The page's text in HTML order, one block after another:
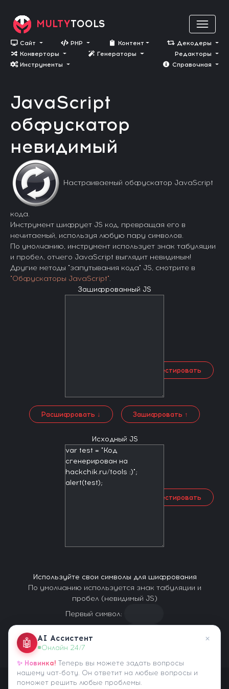
MULTYTOOLS
Сайт PHP Контент
Декодеры
Конверторы
Генераторы
Редакторы
Инструменты
Cправочная
JavaScript
обфуcкатор
невидимый
Настраиваемый обфуcкатор JavaScript
кода.
Инструмент шифрует JS код, превращая его в
нечитаемый, используя любую пару символов.
По умолчанию, инструмент использует знак табуляции
и пробел, отчего JavaScript выглядит невидимым!
Другие методы "запутывания кода" JS, смотрите в
"Обфускаторы JavaScript".
Зашифрованный JS
Расшифровать ↓ Зашифровать ↑
← Протестировать
Исходный JS
← Протестировать
Используйте свои символы для шифрования
По умолчанию используется знак табуляции и
пробел (невидимый JS)
Первый символ:
🤖 AI Ассистент
Онлайн 24/7
×
✨ Новинка! Теперь вы можете задать вопросы
нашему чат-боту. Он ответит на любые вопросы и
поможет решить любые проблемы.
Статистика